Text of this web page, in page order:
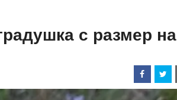
с размер на